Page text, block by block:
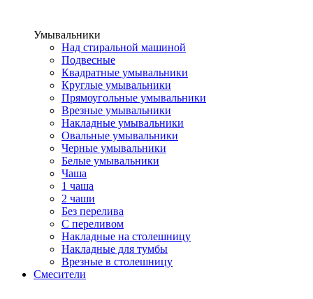
Умывальники
Над стиральной машиной
Подвесные
Квадратные умывальники
Круглые умывальники
Прямоугольные умывальники
Врезные умывальники
Накладные умывальники
Овальные умывальники
Черные умывальники
Белые умывальники
Чаша
1 чаша
2 чаши
Без перелива
С переливом
Накладные на столешницу
Накладные для тумбы
Врезные в столешницу
Смесители